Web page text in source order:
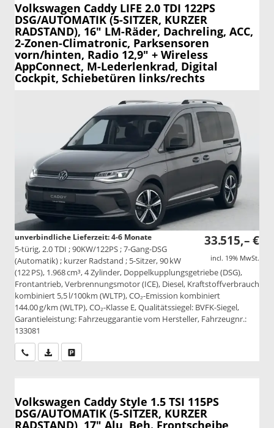
Volkswagen Caddy LIFE 2.0 TDI 122PS
DSG/AUTOMATIK (5-SITZER, KURZER
RADSTAND), 16" LM-Räder, Dachreling, ACC,
2-Zonen-Climatronic, Parksensoren
vorn/hinten, Radio 12,9" + Wireless
AppConnect, M-Lederlenkrad, Digital
Cockpit, Schiebetüren links/rechts
33.515,– €
incl. 19% MwSt.
unverbindliche Lieferzeit: 4-6 Monate
5-türig, 2.0 TDI ; 90KW/122PS ; 7-Gang-DSG
(Automatik) ; kurzer Radstand ; 5-Sitzer, 90 kW
(122 PS), 1.968 cm³, 4 Zylinder, Doppelkupplungsgetriebe (DSG),
Frontantrieb, Verbrennungsmotor (ICE), Diesel, Kraftstoffverbrauch
kombiniert 5,5 l/100km (WLTP), CO₂-Emission kombiniert
144.00 g/km (WLTP), CO₂-Klasse E, Qualitätssiegel: BVFK-Siegel,
Garantieleistung: Fahrzeuggarantie vom Hersteller, Fahrzeugnr.:
133081
Wir rufen Sie anPDF-Datei, Fahrzeugexposé drucken
Volkswagen Caddy Style 1.5 TSI 115PS
DSG/AUTOMATIK (5-SITZER, KURZER
RADSTAND), 17" Alu, Beh. Frontscheibe,